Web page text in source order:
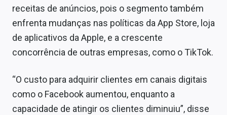
receitas de anúncios, pois o segmento também
enfrenta mudanças nas políticas da App Store, loja
de aplicativos da Apple, e a crescente
concorrência de outras empresas, como o TikTok.
“O custo para adquirir clientes em canais digitais
como o Facebook aumentou, enquanto a
capacidade de atingir os clientes diminuiu”, disse